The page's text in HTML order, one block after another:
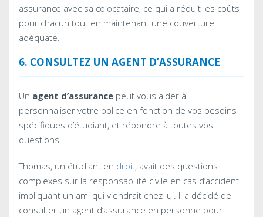
assurance avec sa colocataire, ce qui a réduit les coûts
pour chacun tout en maintenant une couverture
adéquate.
6. CONSULTEZ UN AGENT D’ASSURANCE
Un agent d’assurance peut vous aider à
personnaliser votre police en fonction de vos besoins
spécifiques d’étudiant, et répondre à toutes vos
questions.
Thomas, un étudiant en droit, avait des questions
complexes sur la responsabilité civile en cas d’accident
impliquant un ami qui viendrait chez lui. Il a décidé de
consulter un agent d’assurance en personne pour